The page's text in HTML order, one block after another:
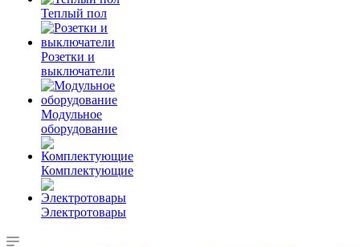
Теплый пол
Розетки и
выключатели
Модульное
оборудование
Комплектующие
Электротовары